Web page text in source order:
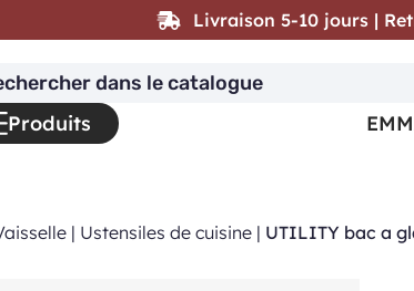
| Ustensiles de cuisine | UTILITY bac a
Livraison 5-10 jours |
Produits